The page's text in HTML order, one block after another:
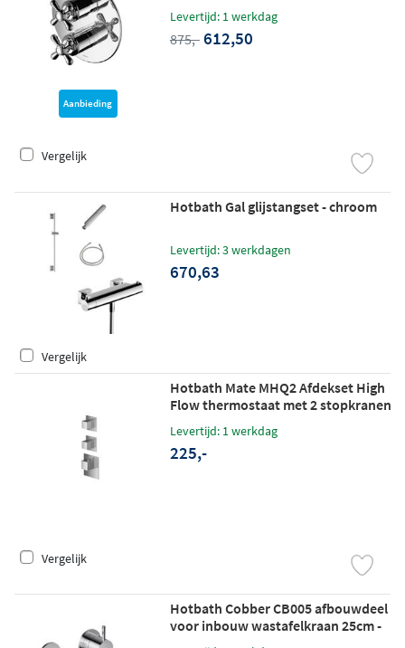
Aanbieding
Levertijd: 1 werkdag
875,- 612,50
Vergelijk
Hotbath Gal glijstangset - chroom
Levertijd: 3 werkdagen
670,63
Vergelijk
Hotbath Mate MHQ2 Afdekset High
Flow thermostaat met 2 stopkranen
chroom
Levertijd: 1 werkdag
225,-
Vergelijk
Hotbath Cobber CB005 afbouwdeel
voor inbouw wastafelkraan 25cm -
chroom